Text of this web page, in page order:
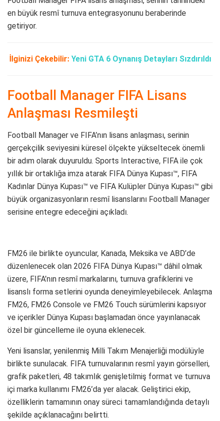
en büyük resmî turnuva entegrasyonunu beraberinde
getiriyor.
İlginizi Çekebilir: Yeni GTA 6 Oynanış Detayları Sızdırıldı
Football Manager FIFA Lisans
Anlaşması Resmileşti
Football Manager ve FIFA’nın lisans anlaşması, serinin
gerçekçilik seviyesini küresel ölçekte yükseltecek önemli
bir adım olarak duyuruldu. Sports Interactive, FIFA ile çok
yıllık bir ortaklığa imza atarak FIFA Dünya Kupası™, FIFA
Kadınlar Dünya Kupası™ ve FIFA Kulüpler Dünya Kupası™ gibi
büyük organizasyonların resmî lisanslarını Football Manager
serisine entegre edeceğini açıkladı.
FM26 ile birlikte oyuncular, Kanada, Meksika ve ABD’de
düzenlenecek olan 2026 FIFA Dünya Kupası™ dâhil olmak
üzere, FIFA’nın resmî markalarını, turnuva grafiklerini ve
lisanslı forma setlerini oyunda deneyimleyebilecek. Anlaşma
FM26, FM26 Console ve FM26 Touch sürümlerini kapsıyor
ve içerikler Dünya Kupası başlamadan önce yayınlanacak
özel bir güncelleme ile oyuna eklenecek.
Yeni lisanslar, yenilenmiş Milli Takım Menajerliği modülüyle
birlikte sunulacak. FIFA turnuvalarının resmî yayın görselleri,
grafik paketleri, 48 takımlık genişletilmiş format ve turnuva
içi marka kullanımı FM26’da yer alacak. Geliştirici ekip,
özelliklerin tamamının onay süreci tamamlandığında detaylı
şekilde açıklanacağını belirtti.